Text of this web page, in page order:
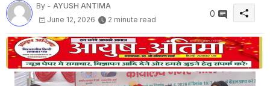
By - AYUSH ANTIMA
June 12, 2026
2 minute read
0